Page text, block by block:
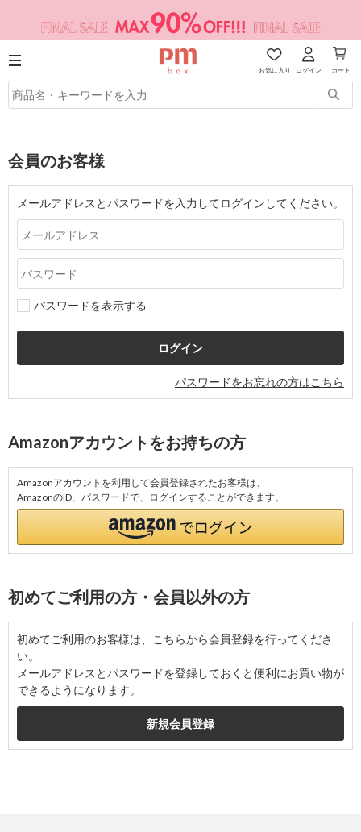
お気に入り ログイン カート
会員のお客様
メールアドレスとパスワードを入力してログインしてください。
パスワードを表示する
パスワードをお忘れの方はこちら
Amazonアカウントをお持ちの方
Amazonアカウントを利用して会員登録されたお客様は、
AmazonのID、パスワードで、ログインすることができます。
初めてご利用の方・会員以外の方
初めてご利用のお客様は、こちらから会員登録を行ってくださ
い。
メールアドレスとパスワードを登録しておくと便利にお買い物が
できるようになります。